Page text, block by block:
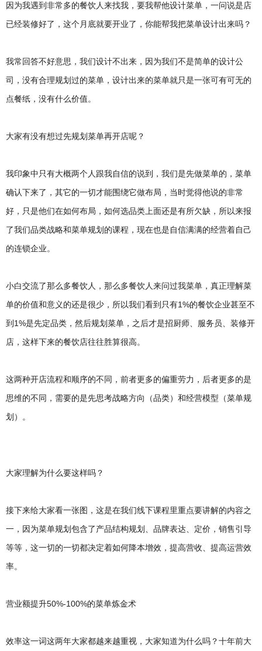
因为我遇到非常多的餐饮人来找我，要我帮他设计菜单，一问说是店
已经装修好了，这个月底就要开业了，你能帮我把菜单设计出来吗？
我常回答不好意思，我们设计不出来，因为我们不是简单的设计公
司，没有合理规划过的菜单，设计出来的菜单就只是一张可有可无的
点餐纸，没有什么价值。
大家有没有想过先规划菜单再开店呢？
我印象中只有大概两个人跟我自信的说到，我们是先做菜单的，菜单
确认下来了，其它的一切才能围绕它做布局，当时觉得他说的非常
好，只是他们在如何布局，如何选品类上面还是有所欠缺，所以来报
了我们品类战略和菜单规划的课程，现在也是自信满满的经营着自己
的连锁企业。
小白交流了那么多餐饮人，那么多餐饮人来问过我菜单，真正理解菜
单的价值和意义的还是很少，所以我们看到只有1%的餐饮企业甚至不
到1%是先定品类，然后规划菜单，之后才是招厨师、服务员、装修开
店，这样下来的餐饮店往往胜算很高。
这两种开店流程和顺序的不同，前者更多的偏重劳力，后者更多的是
思维的不同，需要的是先思考战略方向（品类）和经营模型（菜单规
划）。
大家理解为什么要这样吗？
接下来给大家看一张图，这是在我们线下课程里重点要讲解的内容之
一，因为菜单规划包含了产品结构规划、品牌表达、定价，销售引导
等等，这一切的一切都决定着如何降本增效，提高营收、提高运营效
率。
营业额提升50%-100%的菜单炼金术
效率这一词这两年大家都越来越重视，大家知道为什么吗？十年前大